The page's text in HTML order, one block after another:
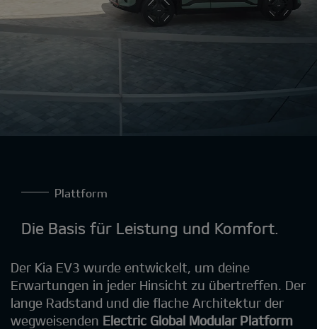
Plattform
Die Basis für Leistung und Komfort.
Der Kia EV3 wurde entwickelt, um deine
Erwartungen in jeder Hinsicht zu übertreffen. Der
lange Radstand und die flache Architektur der
wegweisenden Electric Global Modular Platform